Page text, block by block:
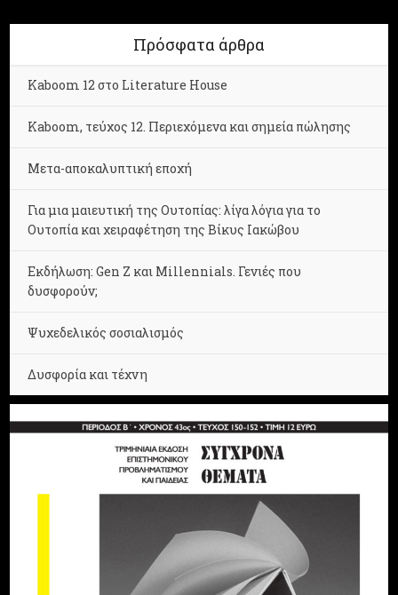
Πρόσφατα άρθρα
Kaboom 12 στο Literature House
Kaboom, τεύχος 12. Περιεχόμενα και σημεία πώλησης
Μετα-αποκαλυπτική εποχή
Για μια μαιευτική της Ουτοπίας: λίγα λόγια για το
Ουτοπία και χειραφέτηση της Βίκυς Ιακώβου
Εκδήλωση: Gen Z και Millennials. Γενιές που
δυσφορούν;
Ψυχεδελικός σοσιαλισμός
Δυσφορία και τέχνη